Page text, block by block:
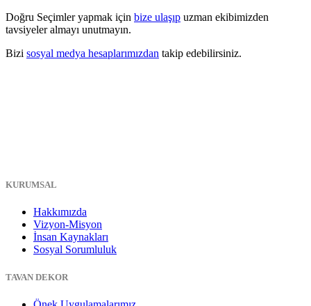
Doğru Seçimler yapmak için bize ulaşıp uzman ekibimizden
tavsiyeler almayı unutmayın.
Bizi sosyal medya hesaplarımızdan takip edebilirsiniz.
KURUMSAL
Hakkımızda
Vizyon-Misyon
İnsan Kaynakları
Sosyal Sorumluluk
TAVAN DEKOR